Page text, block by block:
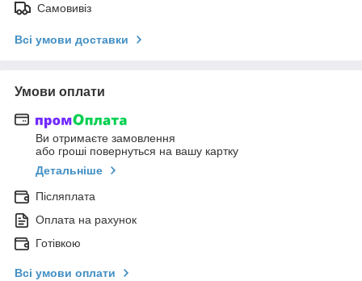
Самовивіз
Всі умови доставки
Умови оплати
Ви отримаєте замовлення
або гроші повернуться на вашу картку
Детальніше
Післяплата
Оплата на рахунок
Готівкою
Всі умови оплати